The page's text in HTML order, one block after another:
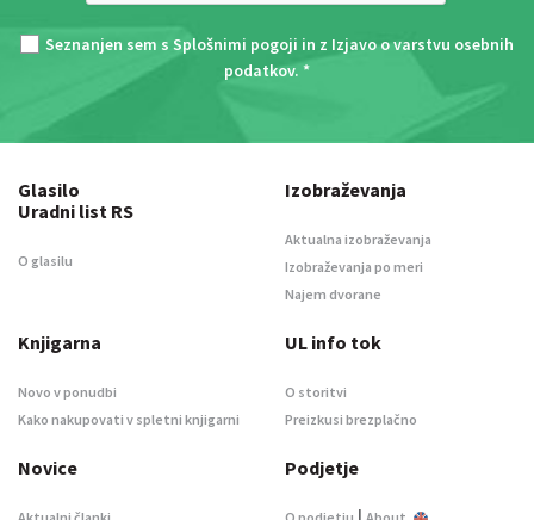
Seznanjen sem s Splošnimi pogoji in z Izjavo o varstvu osebnih
podatkov. *
Glasilo
Uradni list RS
O glasilu
Izobraževanja
Aktualna izobraževanja
Izobraževanja po meri
Najem dvorane
Knjigarna
Novo v ponudbi
Kako nakupovati v spletni knjigarni
UL info tok
O storitvi
Preizkusi brezplačno
Novice Podjetje